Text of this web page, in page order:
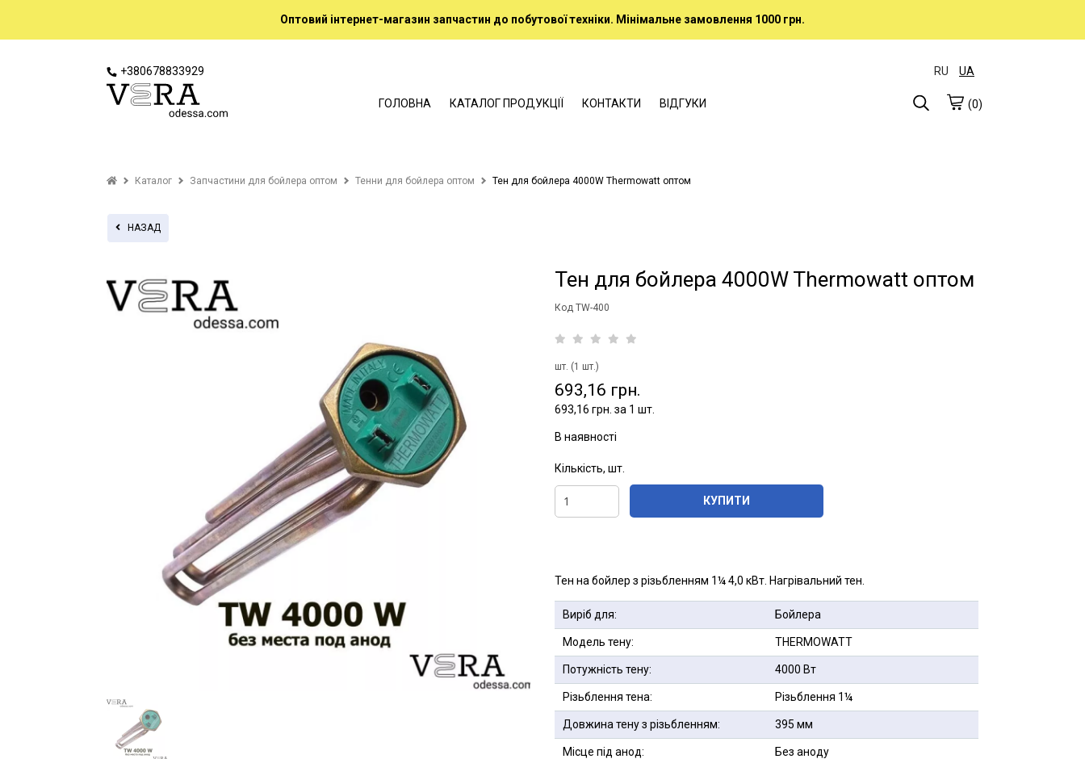
Оптовий інтернет-магазин запчастин до побутової техніки. Мінімальне замовлення 1000 грн.
+380678833929 RU UA
ГОЛОВНА КАТАЛОГ ПРОДУКЦІЇ КОНТАКТИ ВІДГУКИ (0)
Каталог Запчастини для бойлера оптом Тенни для бойлера оптом Тен для бойлера 4000W Thermowatt оптом
НАЗАД
Тен для бойлера 4000W Thermowatt оптом
Код TW-400
шт. (1 шт.)
693,16 грн.
693,16 грн. за 1 шт.
В наявності
Кількість, шт.
КУПИТИ
Тен на бойлер з різьбленням 1¼ 4,0 кВт. Нагрівальний тен.
Виріб для: Бойлера
Модель тену: THERMOWATT
Потужність тену: 4000 Вт
Різьблення тена: Різьблення 1¼
Довжина тену з різьбленням: 395 мм
Місце під анод: Без аноду